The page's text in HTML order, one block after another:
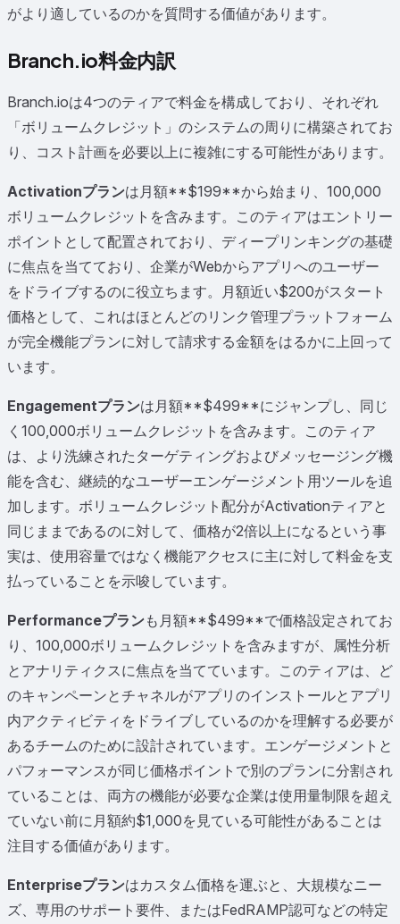
がより適しているのかを質問する価値があります。
Branch.io料金内訳
Branch.ioは4つのティアで料金を構成しており、それぞれ
「ボリュームクレジット」のシステムの周りに構築されてお
り、コスト計画を必要以上に複雑にする可能性があります。
Activationプランは月額**$199**から始まり、100,000
ボリュームクレジットを含みます。このティアはエントリー
ポイントとして配置されており、ディープリンキングの基礎
に焦点を当てており、企業がWebからアプリへのユーザー
をドライブするのに役立ちます。月額近い$200がスタート
価格として、これはほとんどのリンク管理プラットフォーム
が完全機能プランに対して請求する金額をはるかに上回って
います。
Engagementプランは月額**$499**にジャンプし、同じ
く100,000ボリュームクレジットを含みます。このティア
は、より洗練されたターゲティングおよびメッセージング機
能を含む、継続的なユーザーエンゲージメント用ツールを追
加します。ボリュームクレジット配分がActivationティアと
同じままであるのに対して、価格が2倍以上になるという事
実は、使用容量ではなく機能アクセスに主に対して料金を支
払っていることを示唆しています。
Performanceプランも月額**$499**で価格設定されてお
り、100,000ボリュームクレジットを含みますが、属性分析
とアナリティクスに焦点を当てています。このティアは、ど
のキャンペーンとチャネルがアプリのインストールとアプリ
内アクティビティをドライブしているのかを理解する必要が
あるチームのために設計されています。エンゲージメントと
パフォーマンスが同じ価格ポイントで別のプランに分割され
ていることは、両方の機能が必要な企業は使用量制限を超え
ていない前に月額約$1,000を見ている可能性があることは
注目する価値があります。
Enterpriseプランはカスタム価格を運ぶと、大規模なニー
ズ、専用のサポート要件、またはFedRAMP認可などの特定